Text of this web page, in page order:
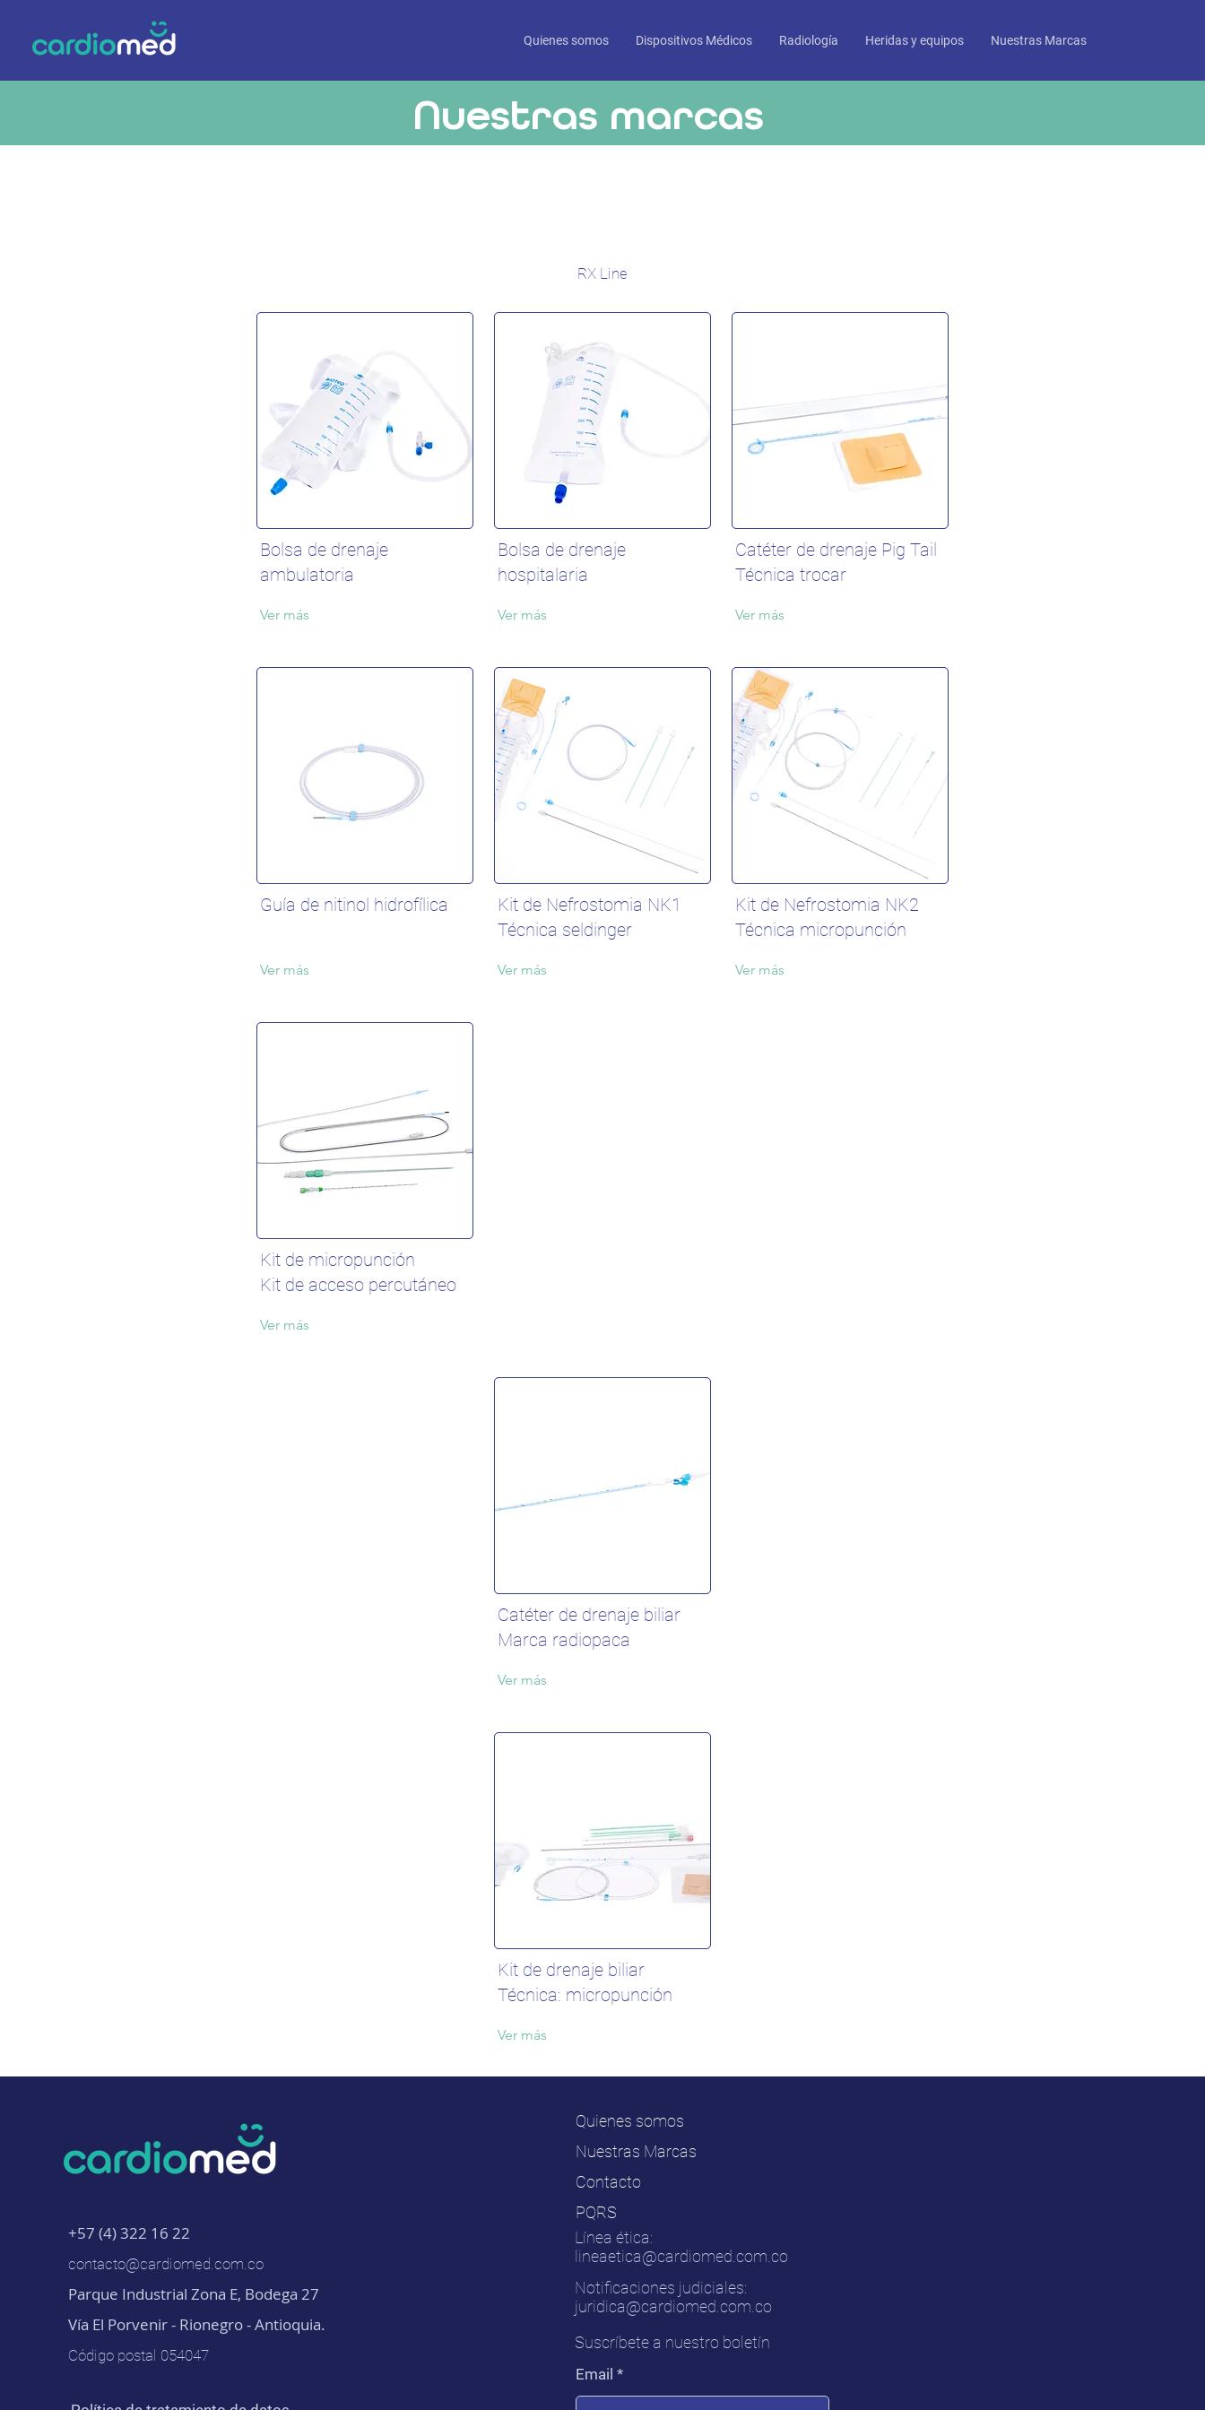
Quienes somos Dispositivos Médicos Radiología Heridas y equipos Nuestras Marcas
Nuestras marcas
RX Line
Bolsa de drenaje
ambulatoria
Ver más
Guía de nitinol hidrofílica
Ver más
Kit de micropunción
Kit de acceso percutáneo
Ver más
Bolsa de drenaje
hospitalaria
Ver más
Kit de Nefrostomia NK1
Técnica seldinger
Ver más
Catéter de drenaje Pig Tail
Técnica trocar
Ver más
Kit de Nefrostomia NK2
Técnica micropunción
Ver más
Catéter de drenaje biliar
Marca radiopaca
Ver más
Kit de drenaje biliar
Técnica: micropunción
Ver más
+57 (4) 322 16 22
contacto@cardiomed.com.co
Parque Industrial Zona E, Bodega 27
Vía El Porvenir - Rionegro - Antioquia.
Código postal 054047
Quienes somos
Nuestras Marcas
Contacto
PQRS
Línea ética:
lineaetica@cardiomed.com.co
Notificaciones judiciales:
juridica@cardiomed.com.co
Suscríbete a nuestro boletín
Email